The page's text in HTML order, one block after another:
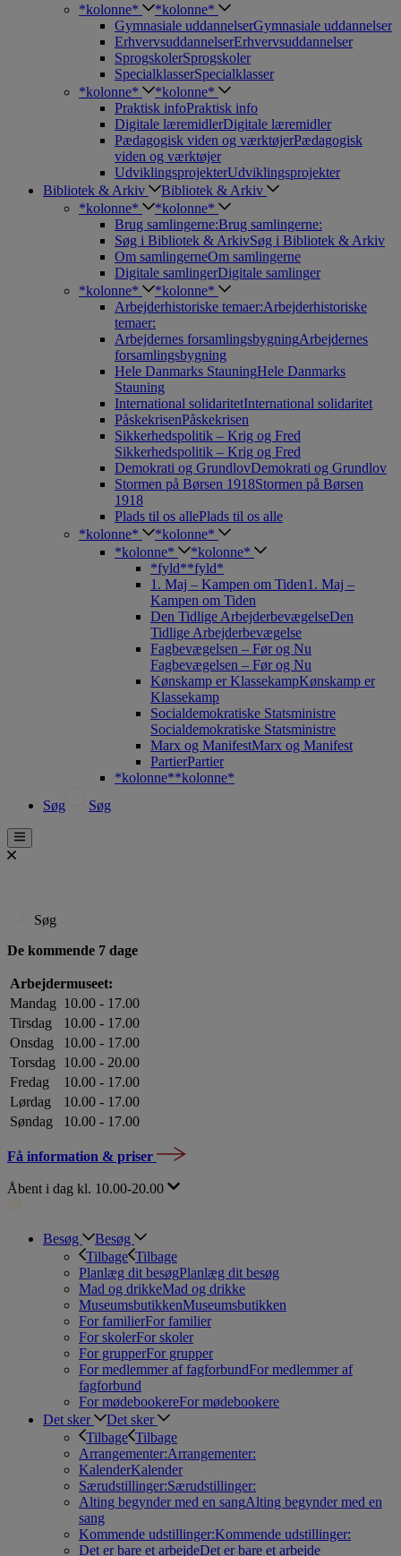
*kolonne*
*kolonne*
Gymnasiale uddannelserGymnasiale uddannelser
ErhvervsuddannelserErhvervsuddannelser
SprogskolerSprogskoler
SpecialklasserSpecialklasser
*kolonne*
*kolonne*
Praktisk infoPraktisk info
Digitale læremidlerDigitale læremidler
Pædagogisk viden og værktøjerPædagogisk
viden og værktøjer
UdviklingsprojekterUdviklingsprojekter
Bibliotek & Arkiv
Bibliotek & Arkiv
*kolonne*
*kolonne*
Brug samlingerne:Brug samlingerne:
Søg i Bibliotek & ArkivSøg i Bibliotek & Arkiv
Om samlingerneOm samlingerne
Digitale samlingerDigitale samlinger
*kolonne*
*kolonne*
Arbejderhistoriske temaer:Arbejderhistoriske
temaer:
Arbejdernes forsamlingsbygningArbejdernes
forsamlingsbygning
Hele Danmarks StauningHele Danmarks
Stauning
International solidaritetInternational solidaritet
PåskekrisenPåskekrisen
Sikkerhedspolitik – Krig og Fred
Sikkerhedspolitik – Krig og Fred
Demokrati og GrundlovDemokrati og Grundlov
Stormen på Børsen 1918Stormen på Børsen
1918
Plads til os allePlads til os alle
*kolonne*
*kolonne*
*kolonne*
*kolonne*
*fyld**fyld*
1. Maj – Kampen om Tiden1. Maj –
Kampen om Tiden
Den Tidlige ArbejderbevægelseDen
Tidlige Arbejderbevægelse
Fagbevægelsen – Før og Nu
Fagbevægelsen – Før og Nu
Kønskamp er KlassekampKønskamp er
Klassekamp
Socialdemokratiske Statsministre
Socialdemokratiske Statsministre
Marx og ManifestMarx og Manifest
PartierPartier
*kolonne**kolonne*
Søg
Søg
Søg
De kommende 7 dage
Arbejdermuseet:
Mandag 10.00 - 17.00
Tirsdag
10.00 - 17.00
Onsdag
10.00 - 17.00
Torsdag
10.00 - 20.00
Fredag
10.00 - 17.00
Lørdag
10.00 - 17.00
Søndag
10.00 - 17.00
Få information & priser
Åbent i dag kl. 10.00-20.00
Besøg
Besøg
Tilbage Tilbage
Planlæg dit besøgPlanlæg dit besøg
Mad og drikkeMad og drikke
MuseumsbutikkenMuseumsbutikken
For familierFor familier
For skolerFor skoler
For grupperFor grupper
For medlemmer af fagforbundFor medlemmer af
fagforbund
For mødebookereFor mødebookere
Det sker
Det sker
Tilbage Tilbage
Arrangementer:Arrangementer:
KalenderKalender
Særudstillinger:Særudstillinger:
Alting begynder med en sangAlting begynder med en
sang
Kommende udstillinger:Kommende udstillinger:
Det er bare et arbejdeDet er bare et arbejde